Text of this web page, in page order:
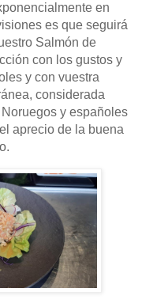
en
es que seguirá
Salmón de
con los gustos y
y con vuestra
considerada
y españoles
aprecio de la buena